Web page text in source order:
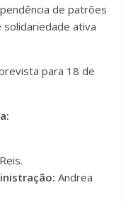
de patrões
ativa
para 18 de
Andrea